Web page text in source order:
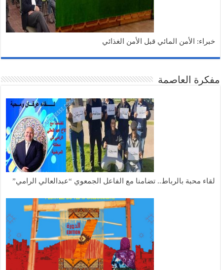
خبراء: الأمن المائي قبل الأمن الغذائي
مفكرة العاصمة
لقاء محبة بالرباط.. تضامنا مع الفاعل الجمعوي “عبدالعالي الرامي”